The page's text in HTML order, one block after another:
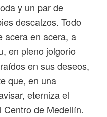
y un par de
descalzos. Todo
acera en acera, a
en pleno jolgorio
en sus deseos,
que, en una
eterniza el
Centro de Medellín.